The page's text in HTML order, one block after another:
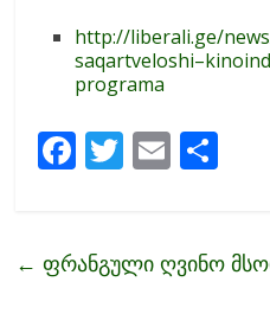
http://liberali.ge/
programa
F
b
T
er
E
l e
← ფრანგული ღვინო